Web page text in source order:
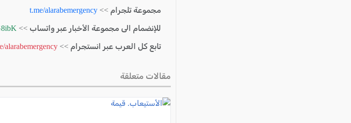
مجموعة تلجرام >> t.me/alarabemergency
للإنضمام الى مجموعة الأخبار عبر واتساب >>
تابع كل العرب عبر انستجرام >> alarabemergency
مقالات متعلقة